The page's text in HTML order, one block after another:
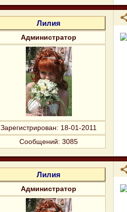
Лилия
Администратор
Зарегистрирован: 18-01-2011
Сообщений: 3085
Лилия
Администратор